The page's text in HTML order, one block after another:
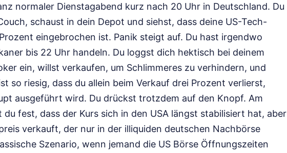
normaler Dienstagabend kurz nach 20 Uhr in Deutschland. Du
schaust in dein Depot und siehst, dass deine US-Tech-
eingebrochen ist. Panik steigt auf. Du hast irgendwo
bis 22 Uhr handeln. Du loggst dich hektisch bei deinem
ein, willst verkaufen, um Schlimmeres zu verhindern, und
so riesig, dass du allein beim Verkauf drei Prozent verlierst,
ausgeführt wird. Du drückst trotzdem auf den Knopf. Am
fest, dass der Kurs sich in den USA längst stabilisiert hat, aber
verkauft, der nur in der illiquiden deutschen Nachbörse
Szenario, wenn jemand die US Börse Öffnungszeiten